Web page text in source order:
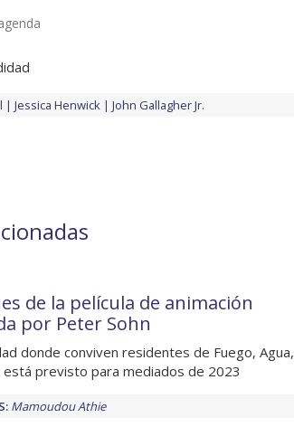
Jessica Henwick John Gallagher Jr.
de la película de animación
por Peter Sohn
donde conviven residentes de Fuego, Agua,
previsto para mediados de 2023
Mamoudou Athie